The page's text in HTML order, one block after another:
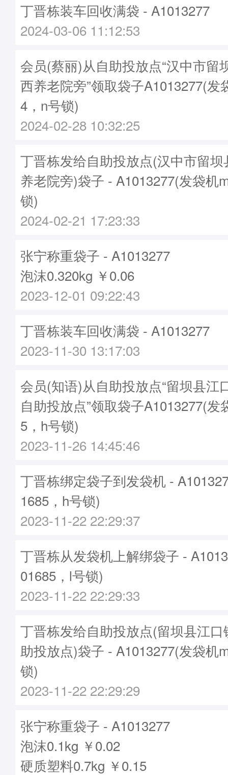
丁晋栋装车回收满袋 - A1013277
2024-03-06 11:12:53
会员(蔡丽)从自助投放点“汉中市留
西养老院旁”领取袋子A1013277(发
4，n号锁)
2024-02-28 10:32:25
丁晋栋发给自助投放点(汉中市留
养老院旁)袋子 - A1013277(发袋机
锁)
2024-02-21 17:23:33
张宁称重袋子 - A1013277
泡沫0.320kg ￥0.06
2023-12-01 09:22:43
丁晋栋装车回收满袋 - A1013277
2023-11-30 13:17:03
会员(知语)从自助投放点“留坝县江
自助投放点”领取袋子A1013277(发
5，h号锁)
2023-11-26 14:45:46
丁晋栋绑定袋子到发袋机 -
1685，h号锁)
2023-11-22 22:29:37
丁晋栋从发袋机上解绑袋子 -
01685，l号锁)
2023-11-22 22:29:33
丁晋栋发给自助投放点(留坝县江
助投放点)袋子 - A1013277(发袋机
锁)
2023-11-22 22:29:29
张宁称重袋子 - A1013277
泡沫0.1kg ￥0.02
硬质塑料0.7kg ￥0.15